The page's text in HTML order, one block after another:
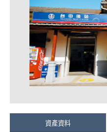
資產資料